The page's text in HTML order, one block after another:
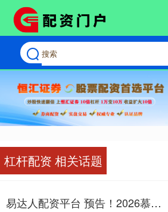
杠杆配资 相关话题
易达人配资平台 预告！2026慕尼黑上海电子展现场同期论坛一览